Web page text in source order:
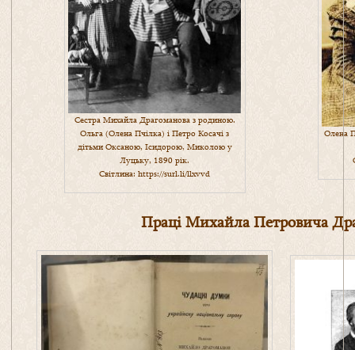
Сестра Михайла Драгоманова з родиною.
Ольга (Олена Пчілка) і Петро Косачі з
дітьми Оксаною, Ісидорою, Миколою у
Луцьку, 1890 рік.
Світлина: https://surl.li/llxvvd
Олена
Праці Михайла Петровича